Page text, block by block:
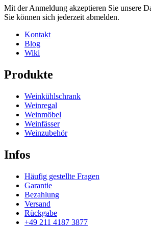
Gewicht (kg) 4.9
Mit der Anmeldung akzeptieren Sie unsere
Sie können sich jederzeit abmelden.
Kontakt
Blog
Wiki
Produkte
Weinkühlschrank
Weinregal
Weinmöbel
Weinfässer
Weinzubehör
Infos
Häufig gestellte Fragen
Garantie
Bezahlung
Versand
Rückgabe
+49 211 4187 3877